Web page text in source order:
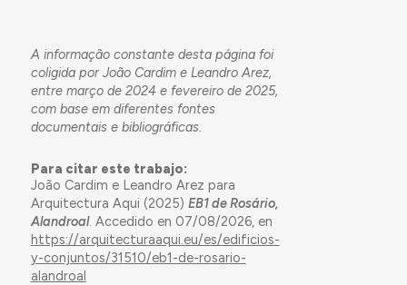
A informação constante desta página foi
coligida por João Cardim e Leandro Arez,
entre março de 2024 e fevereiro de 2025,
com base em diferentes fontes
documentais e bibliográficas.
Para citar este trabajo:
João Cardim e Leandro Arez para
Arquitectura Aqui (2025) EB1 de Rosário,
Alandroal. Accedido en 07/08/2026, en
https://arquitecturaaqui.eu/es/edificios-
y-conjuntos/31510/eb1-de-rosario-
alandroal